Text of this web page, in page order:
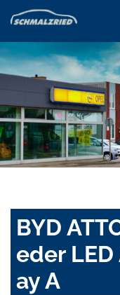
BYD
eder
ay A